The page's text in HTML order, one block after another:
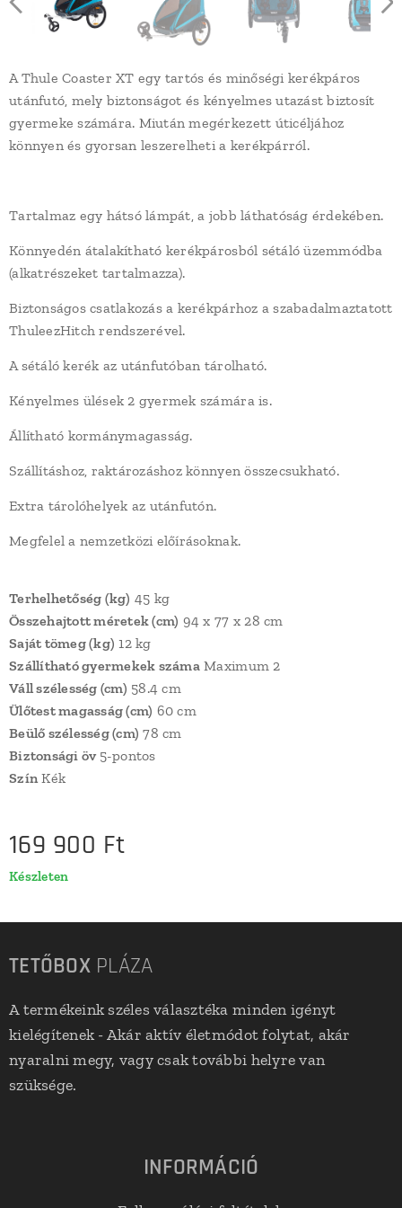
A Thule Coaster XT egy tartós és minőségi kerékpáros
utánfutó, mely biztonságot és kényelmes utazást biztosít
gyermeke számára. Miután megérkezett úticéljához
könnyen és gyorsan leszerelheti a kerékpárról.
Tartalmaz egy hátsó lámpát, a jobb láthatóság érdekében.
Könnyedén átalakítható kerékpárosból sétáló üzemmódba
(alkatrészeket tartalmazza).
Biztonságos csatlakozás a kerékpárhoz a szabadalmaztatott
ThuleezHitch rendszerével.
A sétáló kerék az utánfutóban tárolható.
Kényelmes ülések 2 gyermek számára is.
Állítható kormánymagasság.
Szállításhoz, raktározáshoz könnyen összecsukható.
Extra tárolóhelyek az utánfutón.
Megfelel a nemzetközi előírásoknak.
Terhelhetőség (kg) 45 kg
Összehajtott méretek (cm) 94 x 77 x 28 cm
Saját tömeg (kg) 12 kg
Szállítható gyermekek számaMaximum 2
Váll szélesség (cm) 58.4 cm
Ülőtest magasság (cm) 60 cm
Beülő szélesség (cm) 78 cm
Biztonsági öv 5-pontos
SzínKék
169 900 Ft
Készleten
TETŐBOX PLÁZA
A termékeink széles választéka minden igényt
kielégítenek - Akár aktív életmódot folytat, akár
nyaralni megy, vagy csak további helyre van
szüksége.
INFORMÁCIÓ